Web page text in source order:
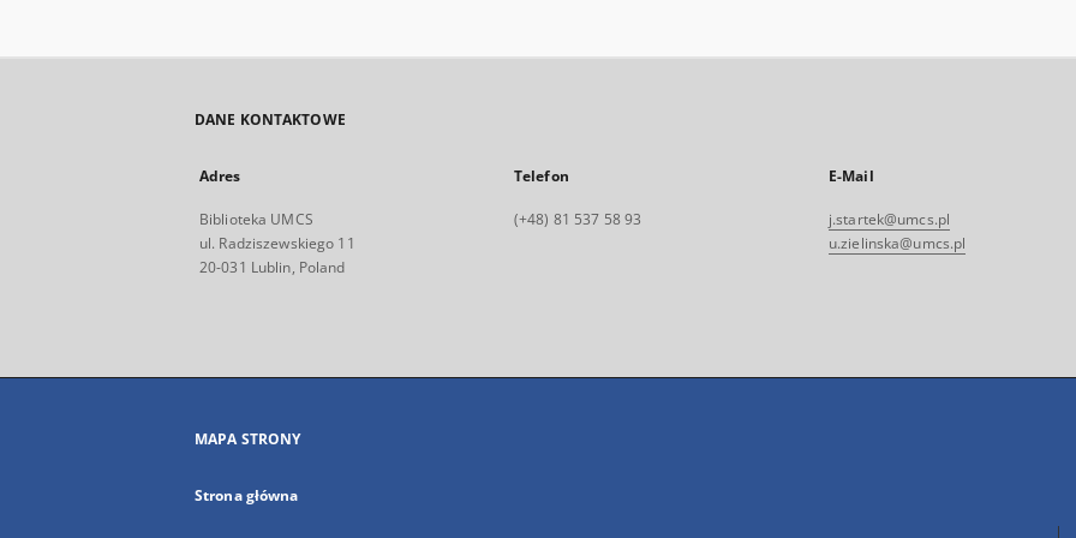
DANE KONTAKTOWE
Adres
Biblioteka UMCS
ul. Radziszewskiego 11
20-031 Lublin, Poland
Telefon
(+48) 81 537 58 93
E-Mail
j.startek@umcs.pl
u.zielinska@umcs.pl
MAPA STRONY
Strona główna